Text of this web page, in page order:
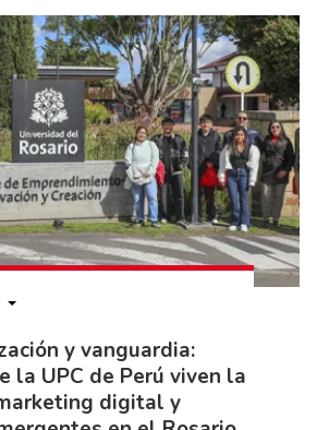
y vanguardia:
la UPC de Perú viven la
digital y